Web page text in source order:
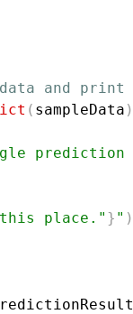
and print
( sampleData )
this place." } " )